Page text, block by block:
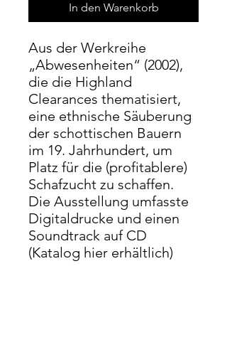
In den Warenkorb
Aus der Werkreihe
„Abwesenheiten“ (2002),
die die Highland
Clearances thematisiert,
eine ethnische Säuberung
der schottischen Bauern
im 19. Jahrhundert, um
Platz für die (profitablere)
Schafzucht zu schaffen.
Die Ausstellung umfasste
Digitaldrucke und einen
Soundtrack auf CD
(Katalog hier erhältlich)